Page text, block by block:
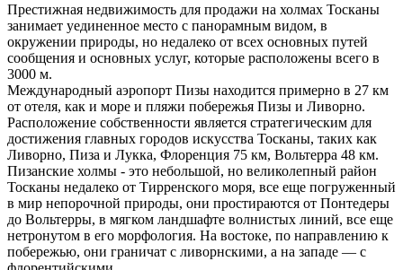
Престижная недвижимость для продажи на холмах Тосканы
занимает уединенное место с панорамным видом, в
окружении природы, но недалеко от всех основных путей
сообщения и основных услуг, которые расположены всего в
3000 м.
Международный аэропорт Пизы находится примерно в 27 км
от отеля, как и море и пляжи побережья Пизы и Ливорно.
Расположение собственности является стратегическим для
достижения главных городов искусства Тосканы, таких как
Ливорно, Пиза и Лукка, Флоренция 75 км, Вольтерра 48 км.
Пизанские холмы - это небольшой, но великолепный район
Тосканы недалеко от Тирренского моря, все еще погруженный
в мир непорочной природы, они простираются от Понтедеры
до Вольтерры, в мягком ландшафте волнистых линий, все еще
нетронутом в его морфология. На востоке, по направлению к
побережью, они граничат с ливорнскими, а на западе — с